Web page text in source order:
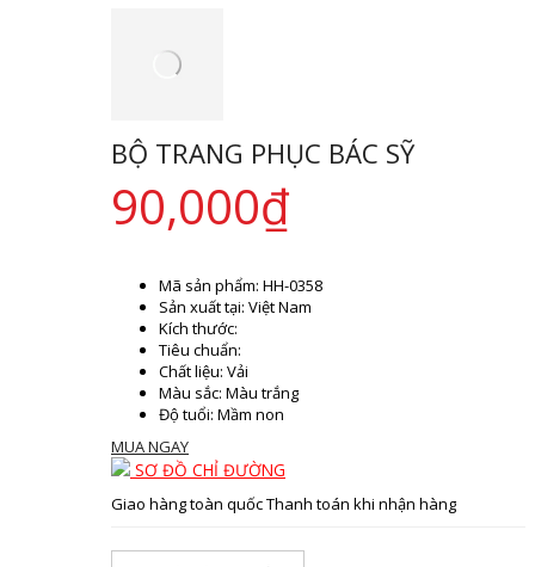
BỘ TRANG PHỤC BÁC SỸ
90,000₫
Mã sản phẩm: HH-0358
Sản xuất tại: Việt Nam
Kích thước:
Tiêu chuẩn:
Chất liệu: Vải
Màu sắc: Màu trắng
Độ tuổi: Mầm non
MUA NGAY
SƠ ĐỒ CHỈ ĐƯỜNG
Giao hàng toàn quốcThanh toán khi nhận hàng